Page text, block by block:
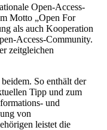
Open-Access-
Motto „Open For
als auch Kooperation
Access-Community.
zeitgleichen
So enthält der
Tipp und zum
und
von
leistet die